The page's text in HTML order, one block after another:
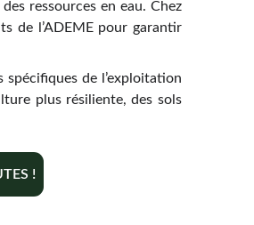
ressources en eau. Chez
de l’ADEME pour garantir
de l’exploitation
plus résiliente, des sols
!